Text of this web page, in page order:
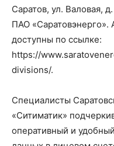
Саратов, ул. Валовая,
ПАО «Саратовэнерго».
доступны по ссылке:
https://
divisions/.
Специалисты
«Ситиматик»
оперативный и